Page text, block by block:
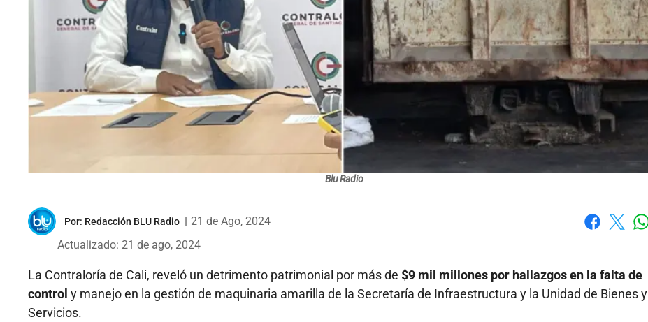
Blu Radio
Por: Redacción BLU Radio
21 de Ago, 2024
Actualizado: 21 de ago, 2024
La Contraloría de Cali, reveló un detrimento patrimonial por más de $9 mil millones por hallazgos en la falta de
control y manejo en la gestión de maquinaria amarilla de la Secretaría de Infraestructura y la Unidad de Bienes y
Servicios.